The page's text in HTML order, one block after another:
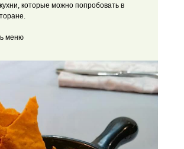
которые можно попробовать в
меню